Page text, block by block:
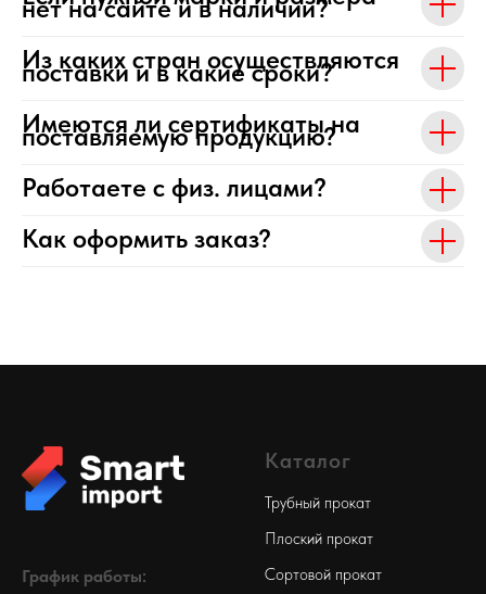
нет на сайте и в наличии?
Из каких стран осуществляются
поставки и в какие сроки?
Имеются ли сертификаты на
поставляемую продукцию?
Работаете с физ. лицами?
Как оформить заказ?
График работы:
Каталог
Трубный прокат
Плоский прокат
Сортовой прокат